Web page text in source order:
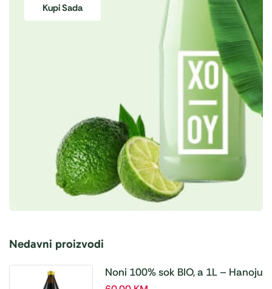
Kupi Sada
Nedavni proizvodi
Noni 100% sok BIO, a 1L – Hanoju